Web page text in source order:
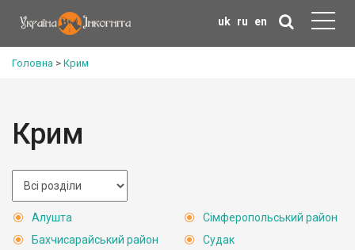
uk ru en
Головна > Крим
Крим
Алушта
Бахчисарайський район
Сімферопольський район
Судак